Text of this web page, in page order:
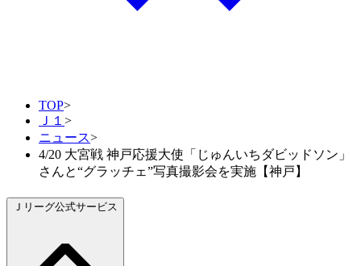
TOP>
Ｊ１ >
ニュース>
4/20 大宮戦 神戸応援大使「じゅんいちダビッドソン」
さんと“グラッチェ”写真撮影会を実施【神戸】
Ｊリーグ公式サービス